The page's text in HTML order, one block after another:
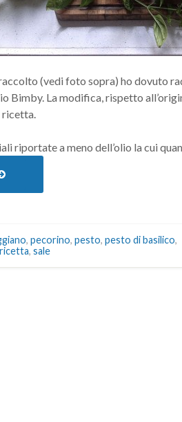
(vedi foto sopra) ho dovuto
La modifica, rispetto
ricetta.
riportate a meno dell’olio la cui
, pecorino, pesto, pesto di basilico,
ricetta, sale